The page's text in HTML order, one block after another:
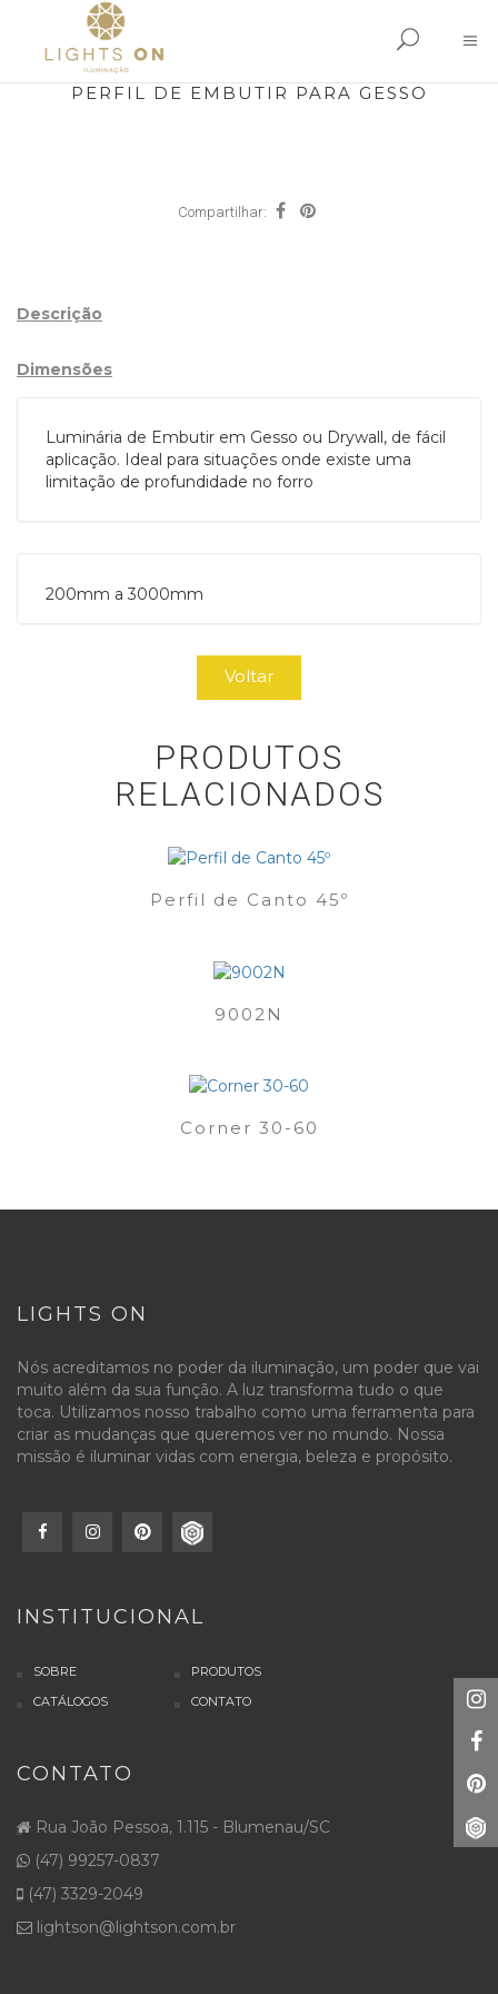
PERFIL DE EMBUTIR PARA GESSO
Compartilhar:
Descrição
Dimensões
Luminária de Embutir em Gesso ou Drywall, de fácil
aplicação. Ideal para situações onde existe uma
limitação de profundidade no forro
200mm a 3000mm
Voltar
PRODUTOS
RELACIONADOS
Perfil de Canto 45º
9002N
Corner 30-60
LIGHTS ON
Nós acreditamos no poder da iluminação, um poder que vai
muito além da sua função. A luz transforma tudo o que
toca. Utilizamos nosso trabalho como uma ferramenta para
criar as mudanças que queremos ver no mundo. Nossa
missão é iluminar vidas com energia, beleza e propósito.
INSTITUCIONAL
SOBRE
PRODUTOS
CATÁLOGOS
CONTATO
CONTATO
Rua João Pessoa, 1.115 - Blumenau/SC
(47) 99257-0837
(47) 3329-2049
lightson@lightson.com.br